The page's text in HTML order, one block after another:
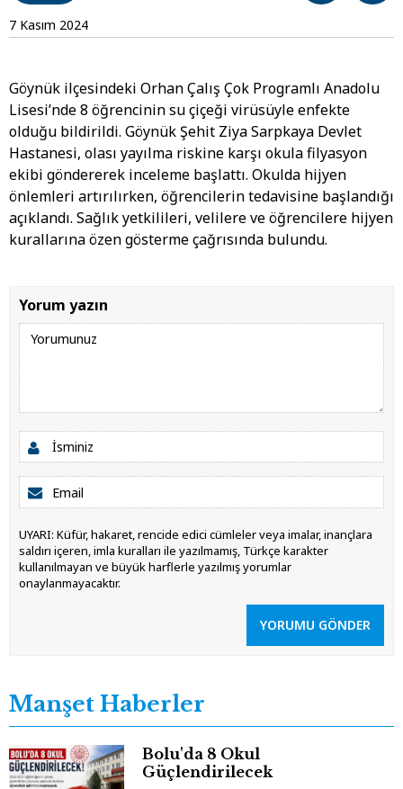
7 Kasım 2024
Göynük ilçesindeki Orhan Çalış Çok Programlı Anadolu
Lisesi’nde 8 öğrencinin su çiçeği virüsüyle enfekte
olduğu bildirildi. Göynük Şehit Ziya Sarpkaya Devlet
Hastanesi, olası yayılma riskine karşı okula filyasyon
ekibi göndererek inceleme başlattı. Okulda hijyen
önlemleri artırılırken, öğrencilerin tedavisine başlandığı
açıklandı. Sağlık yetkilileri, velilere ve öğrencilere hijyen
kurallarına özen gösterme çağrısında bulundu.
Yorum yazın
UYARI: Küfür, hakaret, rencide edici cümleler veya imalar, inançlara
saldırı içeren, imla kuralları ile yazılmamış, Türkçe karakter
kullanılmayan ve büyük harflerle yazılmış yorumlar
onaylanmayacaktır.
YORUMU GÖNDER
Manşet Haberler
Bolu'da 8 Okul
Güçlendirilecek